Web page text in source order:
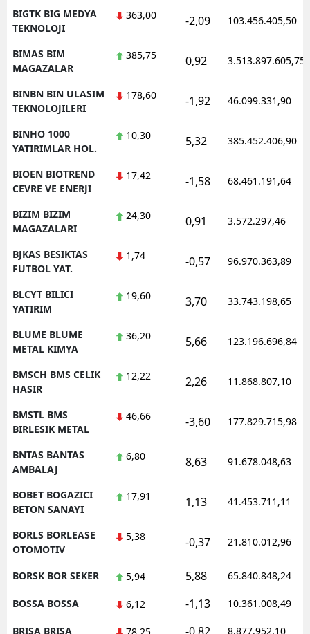
BIGTK BIG MEDYA
TEKNOLOJI
363,00 -2,09 103.456.405,50
BIMAS BIM
MAGAZALAR
385,75 0,92 3.513.897.605,75
BINBN BIN ULASIM
TEKNOLOJILERI
178,60 -1,92 46.099.331,90
BINHO 1000
YATIRIMLAR HOL.
10,30 5,32 385.452.406,90
BIOEN BIOTREND
CEVRE VE ENERJI
17,42 -1,58 68.461.191,64
BIZIM BIZIM
MAGAZALARI
24,30 0,91 3.572.297,46
BJKAS BESIKTAS
FUTBOL YAT.
1,74 -0,57 96.970.363,89
BLCYT BILICI
YATIRIM
19,60 3,70 33.743.198,65
BLUME BLUME
METAL KIMYA
36,20 5,66 123.196.696,84
BMSCH BMS CELIK
HASIR
12,22 2,26 11.868.807,10
BMSTL BMS
BIRLESIK METAL
46,66 -3,60 177.829.715,98
BNTAS BANTAS
AMBALAJ
6,80 8,63 91.678.048,63
BOBET BOGAZICI
BETON SANAYI
17,91 1,13 41.453.711,11
BORLS BORLEASE
OTOMOTIV
5,38 -0,37 21.810.012,96
BORSK BOR SEKER 5,94 5,88 65.840.848,24
BOSSA BOSSA 6,12 -1,13 10.361.008,49
BRISA BRISA 8.877.952,10